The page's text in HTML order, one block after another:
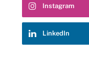
Instagram
LinkedIn